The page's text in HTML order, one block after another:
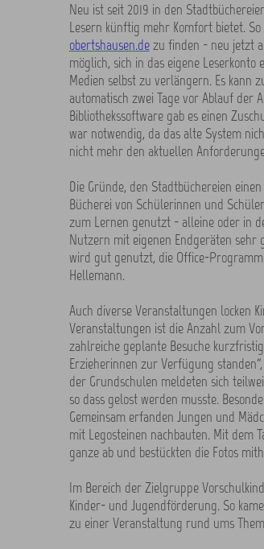
Neu ist seit 2019 in den
Lesern künftig mehr Komfort bietet.
obertshausen.dezu finden - neu jetzt
möglich, sich in das eigene
Medien selbst zu verlängern. Es kann
automatisch zwei Tage vor Ablauf der
Bibliothekssoftware gab es einen
war notwendig, da das alte System
nicht mehr den aktuellen
Die Gründe, den Stadtbüchereien
Bücherei von Schülerinnen und
zum Lernen genutzt - alleine oder in
Nutzern mit eigenen Endgeräten sehr
wird gut genutzt, die Office-
Hellemann.
Auch diverse Veranstaltungen locken
Veranstaltungen ist die Anzahl zum
zahlreiche geplante Besuche
Erzieherinnen zur Verfügung
der Grundschulen meldeten sich
so dass gelost werden musste.
Gemeinsam erfanden Jungen und
mit Legosteinen nachbauten. Mit dem
ganze ab und bestückten die Fotos
Im Bereich der Zielgruppe
Kinder- und Jugendförderung. So
zu einer Veranstaltung rund ums